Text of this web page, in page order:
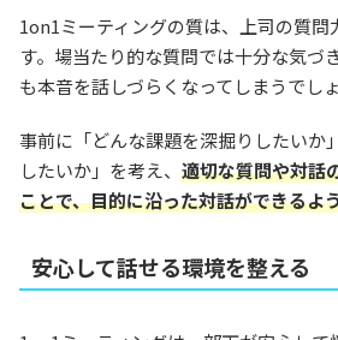
1on1ミーティングの質は、上司の質問
す。場当たり的な質問では十分な気づ
も本音を話しづらくなってしまうでしょ
事前に「どんな課題を深掘りしたいか
したいか」を考え、 適切な質問や対話
ことで、目的に沿った対話ができるよ
安心して話せる環境を整える